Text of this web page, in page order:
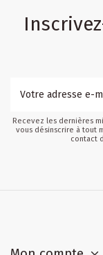
Recevez les dernières
vous désinscrire à tout
contact